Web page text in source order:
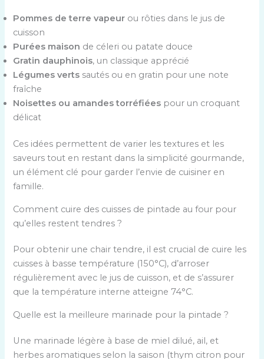
Pommes de terre vapeur ou rôties dans le jus de
cuisson
Purées maison de céleri ou patate douce
Gratin dauphinois, un classique apprécié
Légumes verts sautés ou en gratin pour une note
fraîche
Noisettes ou amandes torréfiées pour un croquant
délicat
Ces idées permettent de varier les textures et les
saveurs tout en restant dans la simplicité gourmande,
un élément clé pour garder l’envie de cuisiner en
famille.
Comment cuire des cuisses de pintade au four pour
qu’elles restent tendres ?
Pour obtenir une chair tendre, il est crucial de cuire les
cuisses à basse température (150°C), d’arroser
régulièrement avec le jus de cuisson, et de s’assurer
que la température interne atteigne 74°C.
Quelle est la meilleure marinade pour la pintade ?
Une marinade légère à base de miel dilué, ail, et
herbes aromatiques selon la saison (thym citron pour